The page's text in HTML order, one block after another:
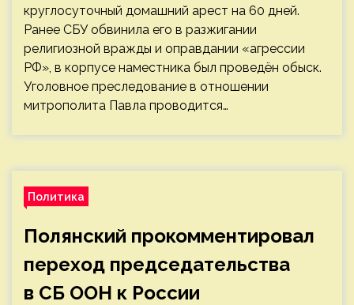
круглосуточный домашний арест на 60 дней.
Ранее СБУ обвинила его в разжигании
религиозной вражды и оправдании «агрессии
РФ», в корпусе наместника был проведён обыск.
Уголовное преследование в отношении
митрополита Павла проводится…
Политика
Полянский прокомментировал
переход председательства
в СБ ООН к России